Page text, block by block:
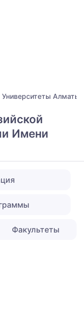
Университеты Алматы
Имени
Факультеты